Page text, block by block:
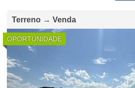
Terreno → Venda
OPORTUNIDADE